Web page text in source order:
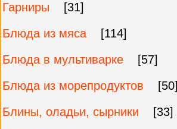
Гарниры
[31]
Блюда из мяса
[114]
Блюда в мультиварке
[57]
Блюда из морепродуктов
[50]
Блины, оладьи, сырники
[33]